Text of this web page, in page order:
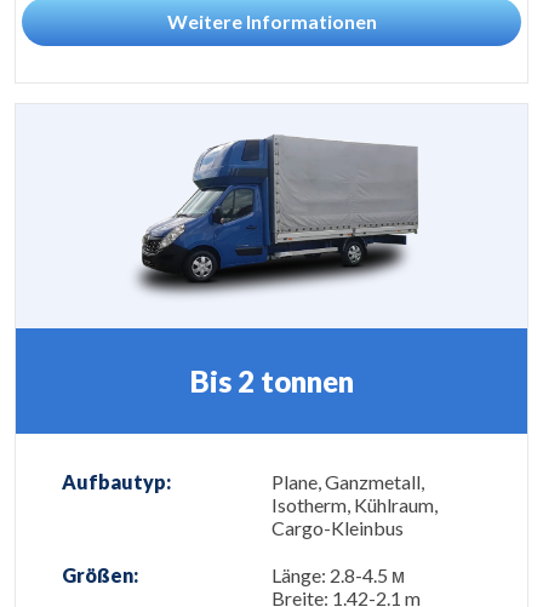
Weitere Informationen
Bis 2 tonnen
Aufbautyp:
Plane, Ganzmetall,
Isotherm, Kühlraum,
Cargo-Kleinbus
Größen:
Länge: 2.8-4.5 м
Breite: 1.42-2.1 m